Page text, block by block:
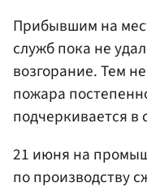
Прибывшим на
служб пока не
возгорание. Тем
пожара
подчеркивается
21 июня на
по производству